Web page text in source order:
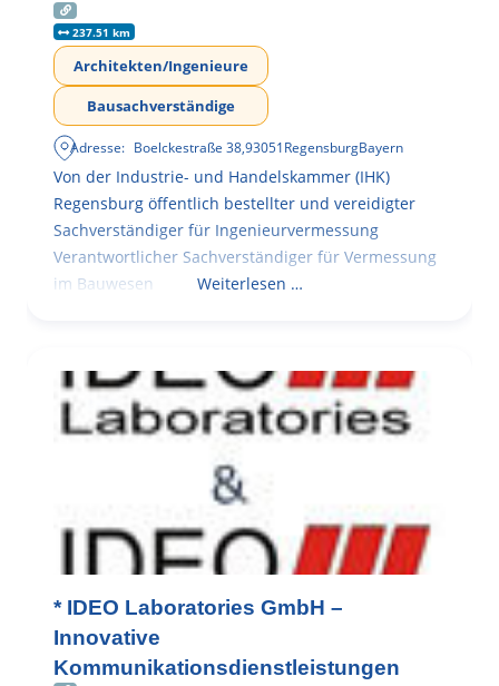
237.51 km
Architekten/Ingenieure
Bausachverständige
Adresse: Boelckestraße 38,93051RegensburgBayern
Von der Industrie- und Handelskammer (IHK)
Regensburg öffentlich bestellter und vereidigter
Sachverständiger für Ingenieurvermessung
Verantwortlicher Sachverständiger für Vermessung
im Bauwesen
Weiterlesen …
* IDEO Laboratories GmbH –
Innovative
Kommunikationsdienstleistungen